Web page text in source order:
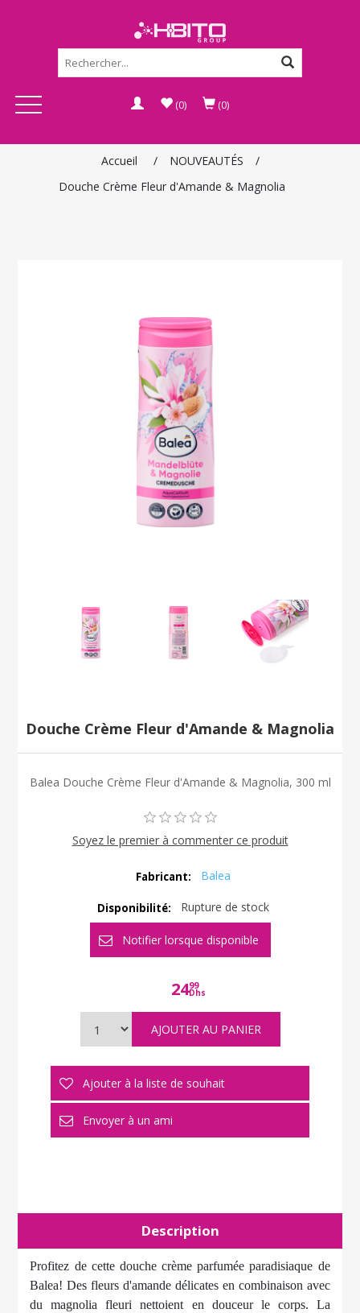
(0) (0)
Accueil / NOUVEAUTÉS
/
Douche Crème Fleur d'Amande & Magnolia
Douche Crème Fleur d'Amande & Magnolia
Balea Douche Crème Fleur d'Amande & Magnolia, 300 ml
Soyez le premier à commenter ce produit
Fabricant: Balea
Disponibilité: Rupture de stock
2499
Dhs
Description
Profitez de cette douche crème parfumée paradisiaque de
Balea! Des fleurs d'amande délicates en combinaison avec
du magnolia fleuri nettoient en douceur le corps. La